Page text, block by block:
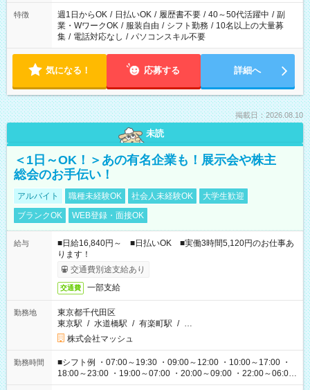
特徴 週1日からOK / 日払いOK / 履歴書不要 / 40～50代活躍中 / 副
業・WワークOK / 服装自由 / シフト勤務 / 10名以上の大量募
集 / 電話対応なし / パソコンスキル不要
気になる！ 応募する 詳細へ
掲載日：2026.08.10
未読
＜1日～OK！＞あの有名企業も！展示会や株主
総会のお手伝い！
アルバイト 職種未経験OK 社会人未経験OK
大学生歓迎
ブランクOK
WEB登録・面接OK
給与
■日給16,840円～ ■日払いOK ■実働3時間5,120円のお仕事あ
ります！
交通費別途支給あり
交通費 一部支給
勤務地
東京都千代田区
東京駅 / 水道橋駅 / 有楽町駅 / …
株式会社マッシュ
勤務時間
■シフト例 ・07:00～19:30 ・09:00～12:00 ・10:00～17:00 ・
18:00～23:00 ・19:00～07:00 ・20:00～09:00 ・22:00～06:00
etc ★最短で3時間で5,120円のお仕事から 15時間で2万円近く稼